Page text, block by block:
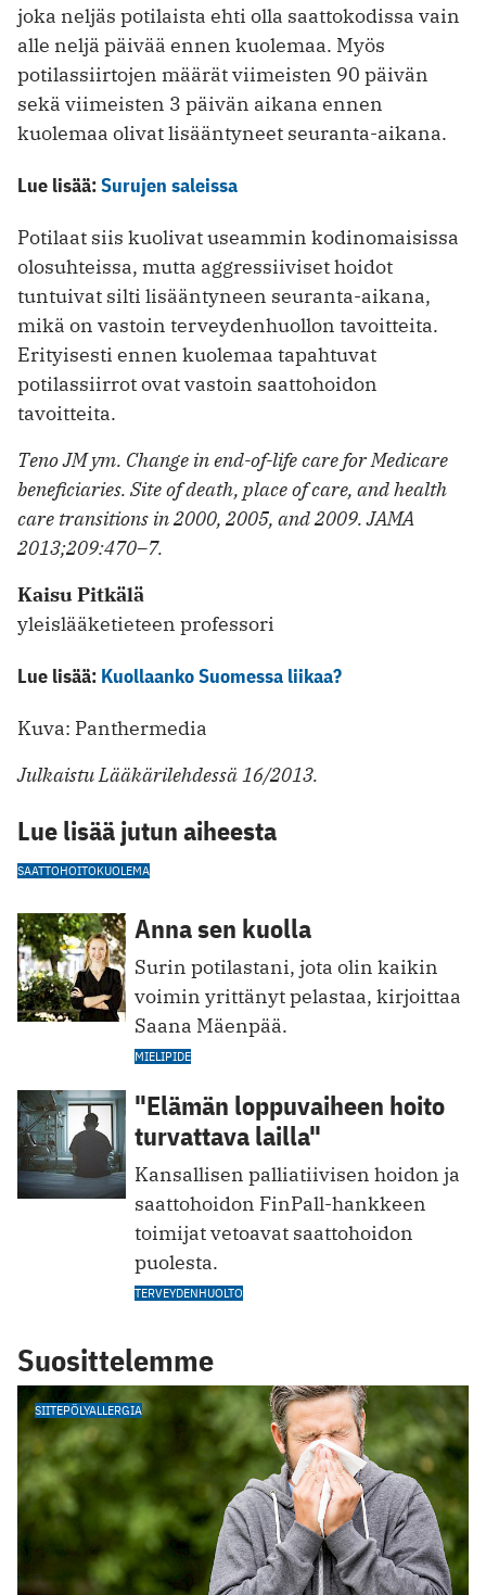
joka neljäs potilaista ehti olla saattokodissa vain
alle neljä päivää ennen kuolemaa. Myös
potilassiirtojen määrät viimeisten 90 päivän
sekä viimeisten 3 päivän aikana ennen
kuolemaa olivat ­lisääntyneet seuranta-aikana.
Lue lisää:Surujen saleissa
Potilaat siis kuolivat useammin kodinomaisissa
olosuhteissa, mutta aggressiiviset hoidot
tuntuivat silti lisääntyneen seuranta-aikana,
mikä on vastoin terveydenhuollon tavoitteita.
Erityisesti ennen kuolemaa tapahtuvat
potilassiirrot ovat vastoin saattohoidon
tavoitteita.
Teno JM ym. Change in end-of-life care for Medicare
beneficiaries. Site of death, place of care, and health
care transitions in 2000, 2005, and 2009. JAMA
2013;209:470–7.
Kaisu Pitkälä
yleislääketieteen professori
Lue lisää: Kuollaanko Suomessa liikaa?
Kuva: Panthermedia
Julkaistu Lääkärilehdessä 16/2013.
Lue lisää jutun aiheesta
SAATTOHOITOKUOLEMA
Anna sen kuolla
Surin potilastani, jota olin kaikin
voimin yrittänyt pelastaa, kirjoittaa
Saana Mäenpää.
MIELIPIDE
"Elämän loppuvaiheen hoito
turvattava lailla"
Kansallisen palliatiivisen hoidon ja
saattohoidon FinPall-hankkeen
toimijat vetoavat saattohoidon
puolesta.
TERVEYDENHUOLTO
Suosittelemme
SIITEPÖLYALLERGIA